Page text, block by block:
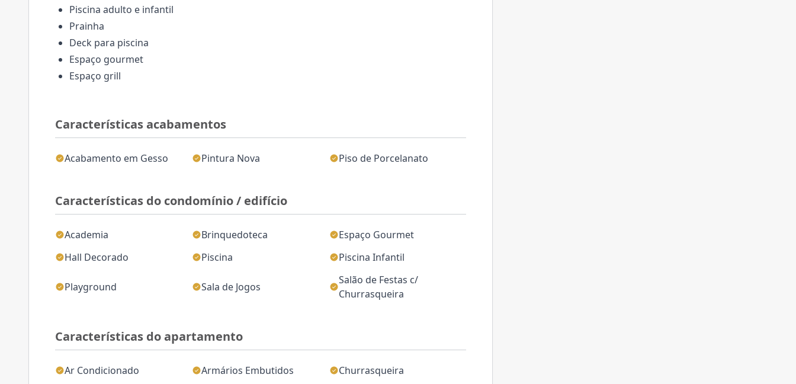
Características acabamentos
Acabamento em Gesso Pintura Nova Piso de Porcelanato
Características do condomínio / edifício
Academia Brinquedoteca
Espaço Gourmet
Hall Decorado
Piscina Piscina Infantil
Playground Sala de Jogos
Salão de Festas c/
Churrasqueira
Características do apartamento
Ar Condicionado Armários Embutidos
Churrasqueira
Piscina adulto e infantil
Prainha
Deck para piscina
Espaço gourmet
Espaço grill